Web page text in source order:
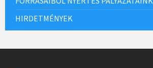
HIRDETMÉNYEK